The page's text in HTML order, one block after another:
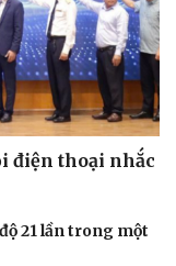
điện thoại nhắc
21 lần trong một